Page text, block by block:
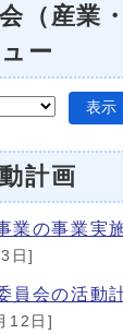
（産業
ー
表示
計画
業の事業実
日]
員会の活動
12日]